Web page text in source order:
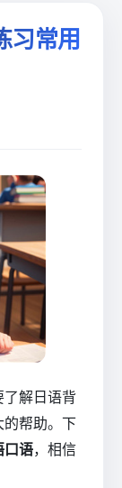
习常用
解日语背
的帮助。下
口语，相信